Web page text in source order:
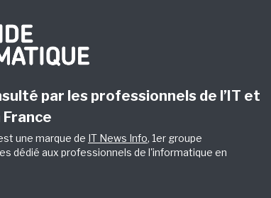
par les professionnels de l’IT et
France
une marque de IT News Info, 1er groupe
dédié aux professionnels de l'informatique en